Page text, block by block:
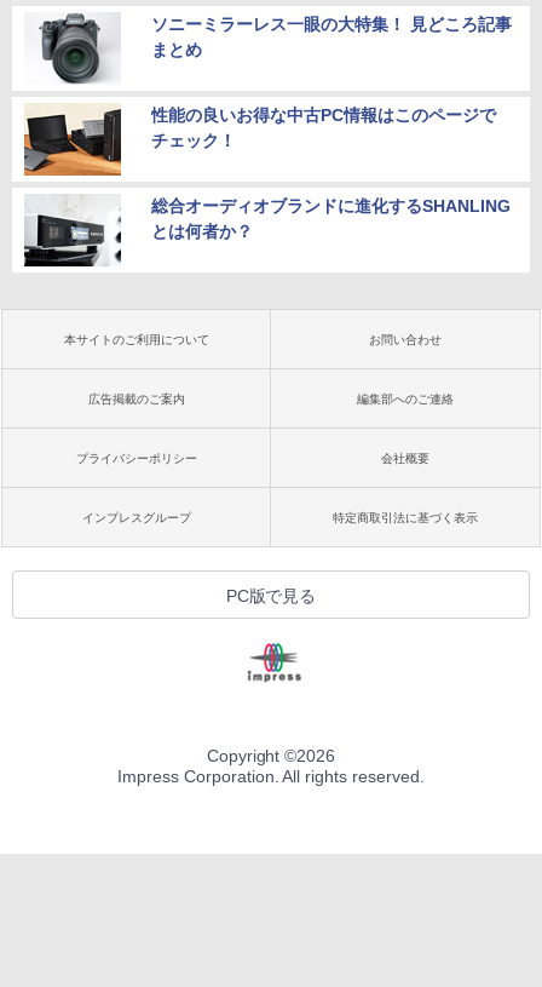
ソニーミラーレス一眼の大特集！ 見どころ記事
まとめ
性能の良いお得な中古PC情報はこのページで
チェック！
総合オーディオブランドに進化するSHANLING
とは何者か？
本サイトのご利用について お問い合わせ
広告掲載のご案内 編集部へのご連絡
プライバシーポリシー 会社概要
インプレスグループ 特定商取引法に基づく表示
PC版で見る
Copyright ©2026
Impress Corporation. All rights reserved.